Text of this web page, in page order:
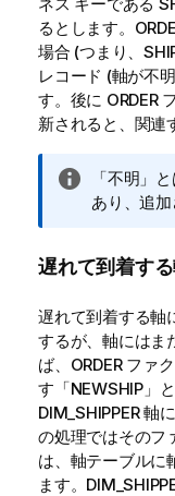
るとします。
場合 (つまり、
レコード (軸が不
す。後に ORDER
新されると、関連
情
報
「不明」
あり、追加
遅れて到着す
遅れて到着する軸
するが、軸にはま
ば、ORDER ファ
す「NEWSHIP」
DIM_SHIPPER 軸
の処理ではそのフ
は、軸テーブルに
ます。